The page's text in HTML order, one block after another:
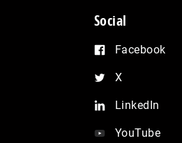
Social
Facebook
X
LinkedIn
YouTube